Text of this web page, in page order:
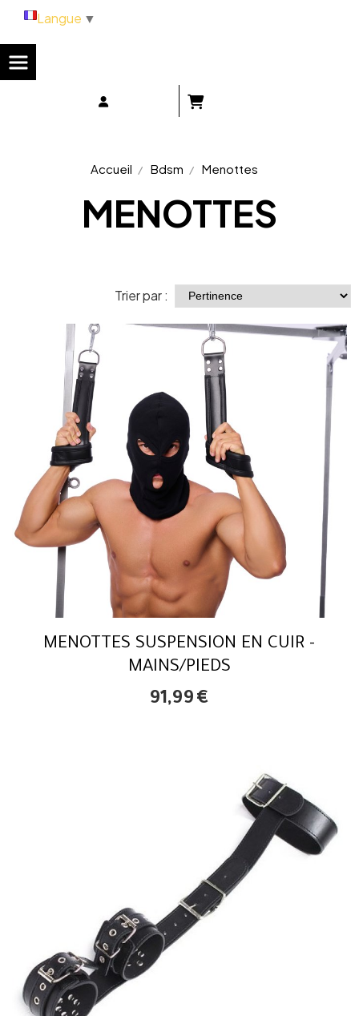
Accueil Bdsm Menottes
MENOTTES
Trier par :
MENOTTES SUSPENSION EN CUIR -
MAINS/PIEDS
91,99 €
Langue ▼